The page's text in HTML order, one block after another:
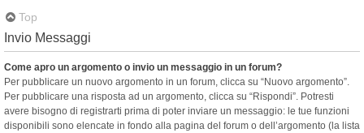
Top
Invio Messaggi
Come apro un argomento o invio un messaggio in un forum?
Per pubblicare un nuovo argomento in un forum, clicca su “Nuovo argomento”.
Per pubblicare una risposta ad un argomento, clicca su “Rispondi”. Potresti
avere bisogno di registrarti prima di poter inviare un messaggio: le tue funzioni
disponibili sono elencate in fondo alla pagina del forum o dell’argomento (la lista